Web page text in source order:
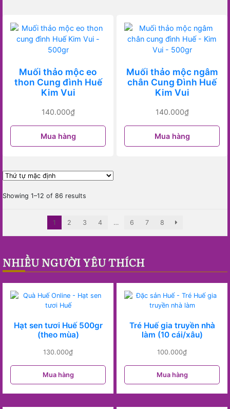
Muối thảo mộc eo
thon Cung đình Huế
Kim Vui
140.000₫
Mua hàng
Muối thảo mộc ngâm
chân Cung Đình Huế
Kim Vui
140.000₫
Mua hàng
Showing 1–12 of 86 results
1 2 3 4 … 6 7 8
NHIỀU NGƯỜI YÊU THÍCH
Hạt sen tươi Huế 500gr
(theo mùa)
130.000₫
Mua hàng
Tré Huế gia truyền nhà
làm (10 cái/xâu)
100.000₫
Mua hàng